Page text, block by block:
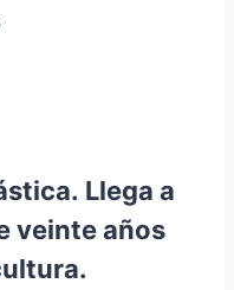
Llega a
veinte años